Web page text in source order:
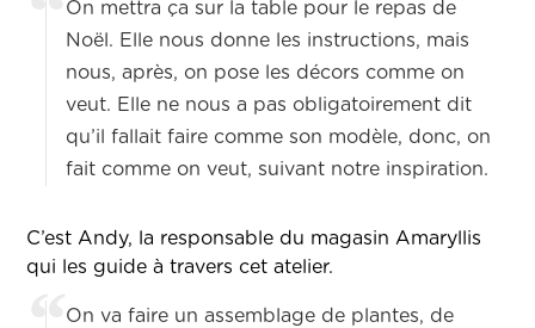
On mettra ça sur la table pour le repas de
Noël. Elle nous donne les instructions, mais
nous, après, on pose les décors comme on
veut. Elle ne nous a pas obligatoirement dit
qu’il fallait faire comme son modèle, donc, on
fait comme on veut, suivant notre inspiration.
C’est Andy, la responsable du magasin Amaryllis
qui les guide à travers cet atelier.
On va faire un assemblage de plantes, de